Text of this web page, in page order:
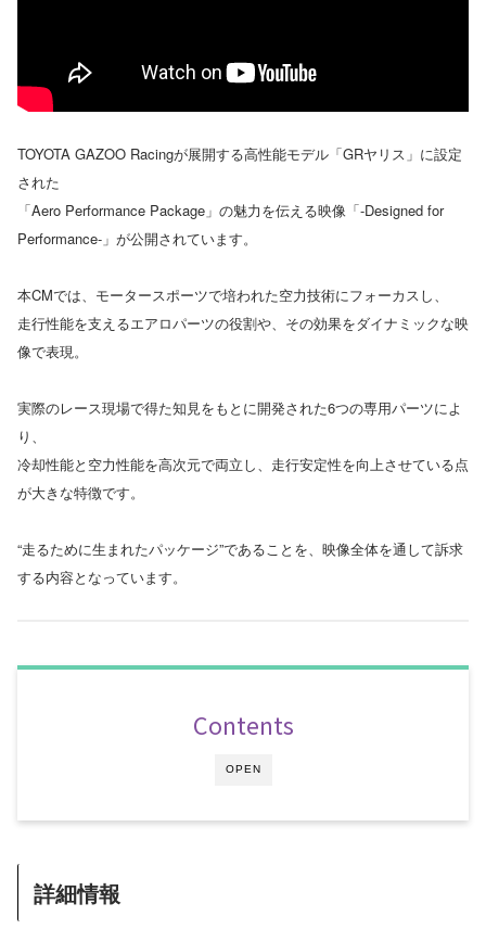
TOYOTA GAZOO Racingが展開する高性能モデル「GRヤリス」に設定
された
「Aero Performance Package」の魅力を伝える映像「-Designed for
Performance-」が公開されています。
本CMでは、モータースポーツで培われた空力技術にフォーカスし、
走行性能を支えるエアロパーツの役割や、その効果をダイナミックな映
像で表現。
実際のレース現場で得た知見をもとに開発された6つの専用パーツによ
り、
冷却性能と空力性能を高次元で両立し、走行安定性を向上させている点
が大きな特徴です。
“走るために生まれたパッケージ”であることを、映像全体を通して訴求
する内容となっています。
OPEN
Contents
詳細情報